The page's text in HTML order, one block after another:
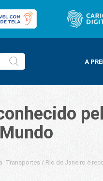
A
Transportes / Rio de Janeiro é